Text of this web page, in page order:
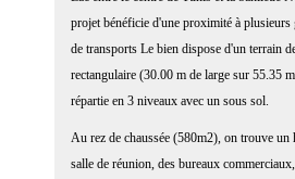
projet bénéficie d'une proximité à plusieurs
de transports Le bien dispose d'un terrain
rectangulaire (30.00 m de large sur 55.35
répartie en 3 niveaux avec un sous sol.
Au rez de chaussée (580m2), on trouve un
salle de réunion, des bureaux